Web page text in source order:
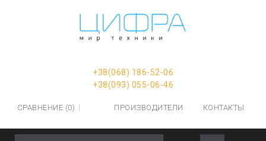
+38(068) 186-52-06
+38(093) 055-06-46
СРАВНЕНИЕ (0) ПРОИЗВОДИТЕЛИ КОНТАКТЫ